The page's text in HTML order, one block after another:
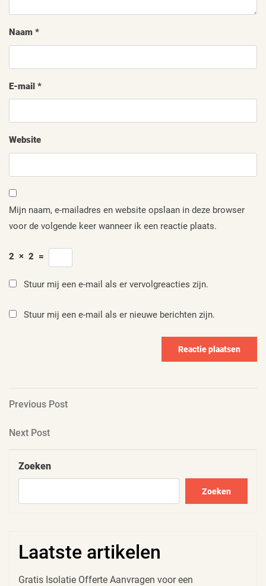
Naam *
E-mail *
Website
Mijn naam, e-mailadres en website opslaan in deze browser
voor de volgende keer wanneer ik een reactie plaats.
2 × 2 =
Stuur mij een e-mail als er vervolgreacties zijn.
Stuur mij een e-mail als er nieuwe berichten zijn.
Berichtnavigatie
Previous
Previous Post
Next
Next Post
Zoeken
Zoeken
Laatste artikelen
Gratis Isolatie Offerte Aanvragen voor een